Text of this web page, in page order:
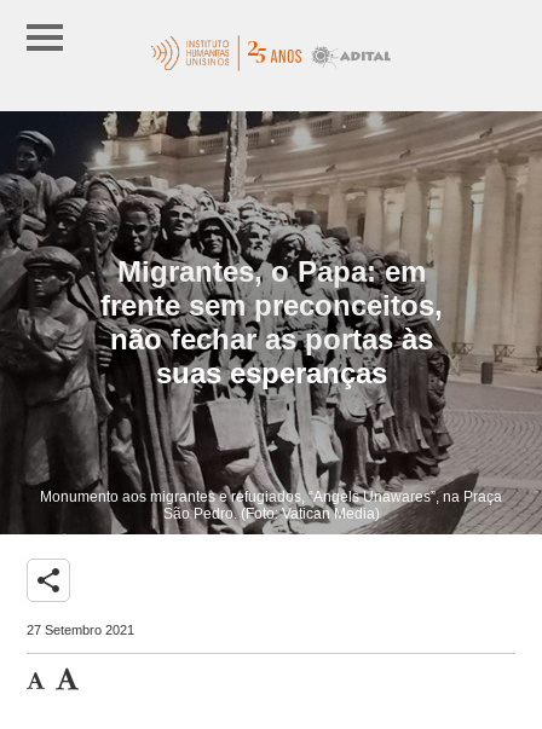
Migrantes, o Papa: em
frente sem preconceitos,
não fechar as portas às
suas esperanças
Monumento aos migrantes e refugiados, “Angels Unawares”, na Praça
São Pedro. (Foto: Vatican Media)
share
27 Setembro 2021